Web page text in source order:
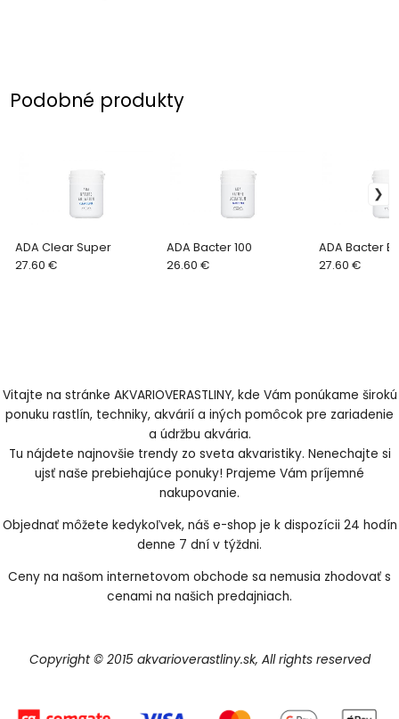
Podobné produkty
ADA Clear Super
27.60 €
ADA Bacter 100
26.60 €
ADA Bacter
27.60 €
Vitajte na stránke AKVARIOVERASTLINY, kde Vám ponúkame širokú
ponuku rastlín, techniky, akvárií a iných pomôcok pre zariadenie
a údržbu akvária.
Tu nájdete najnovšie trendy zo sveta akvaristiky. Nenechajte si
ujsť naše prebiehajúce ponuky! Prajeme Vám príjemné
nakupovanie.
Objednať môžete kedykoľvek, náš e-shop je k dispozícii 24 hodín
denne 7 dní v týždni.
Ceny na našom internetovom obchode sa nemusia zhodovať s
cenami na našich predajniach.
Copyright © 2015 akvarioverastliny.sk, All rights reserved